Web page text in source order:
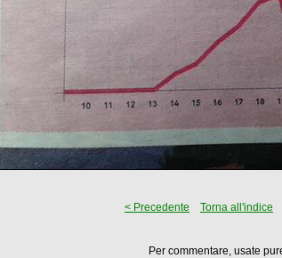
< Precedente Torna all'indice
Per commentare, usate